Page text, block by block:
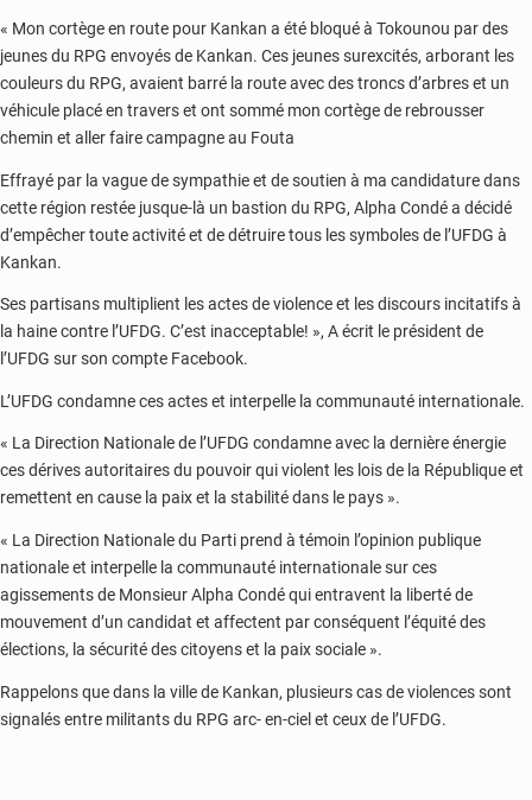
« Mon cortège en route pour Kankan a été bloqué à Tokounou par des
jeunes du RPG envoyés de Kankan. Ces jeunes surexcités, arborant les
couleurs du RPG, avaient barré la route avec des troncs d’arbres et un
véhicule placé en travers et ont sommé mon cortège de rebrousser
chemin et aller faire campagne au Fouta
Effrayé par la vague de sympathie et de soutien à ma candidature dans
cette région restée jusque-là un bastion du RPG, Alpha Condé a décidé
d’empêcher toute activité et de détruire tous les symboles de l’UFDG à
Kankan.
Ses partisans multiplient les actes de violence et les discours incitatifs à
la haine contre l’UFDG. C’est inacceptable! », A écrit le président de
l’UFDG sur son compte Facebook.
L’UFDG condamne ces actes et interpelle la communauté internationale.
« La Direction Nationale de l’UFDG condamne avec la dernière énergie
ces dérives autoritaires du pouvoir qui violent les lois de la République et
remettent en cause la paix et la stabilité dans le pays ».
« La Direction Nationale du Parti prend à témoin l’opinion publique
nationale et interpelle la communauté internationale sur ces
agissements de Monsieur Alpha Condé qui entravent la liberté de
mouvement d’un candidat et affectent par conséquent l’équité des
élections, la sécurité des citoyens et la paix sociale ».
Rappelons que dans la ville de Kankan, plusieurs cas de violences sont
signalés entre militants du RPG arc- en-ciel et ceux de l’UFDG.